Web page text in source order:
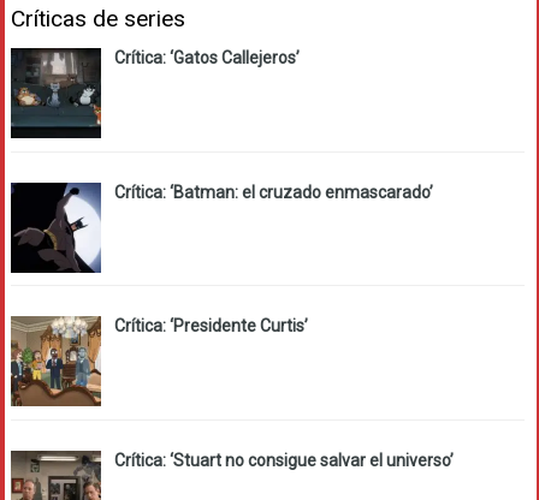
Críticas de series
Crítica: ‘Gatos Callejeros’
Crítica: ‘Batman: el cruzado enmascarado’
Crítica: ‘Presidente Curtis’
Crítica: ‘Stuart no consigue salvar el universo’